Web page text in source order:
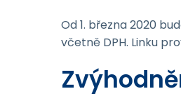
Od 1. března 2020
včetně DPH. Linku